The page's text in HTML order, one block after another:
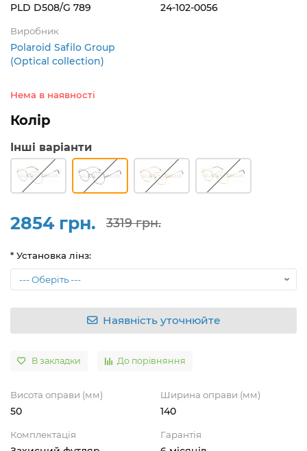
PLD D508/G 789 24-102-0056
Виробник
Polaroid Safilo Group
(Optical collection)
Нема в наявності
Колір
Інші варіанти
2854 грн. 3319 грн.
* Установка лінз:
Наявність уточнюйте
В закладки До порівняння
Висота оправи (мм)
50
Ширина оправи (мм)
140
Комплектація Гарантія